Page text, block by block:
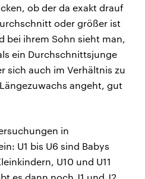
ob der da exakt drauf
oder größer ist
bei ihrem Sohn sieht man,
ein Durchschnittsjunge
sich auch im Verhältnis zu
angeht, gut
in
U1 bis U6 sind Babys
U10 und U11